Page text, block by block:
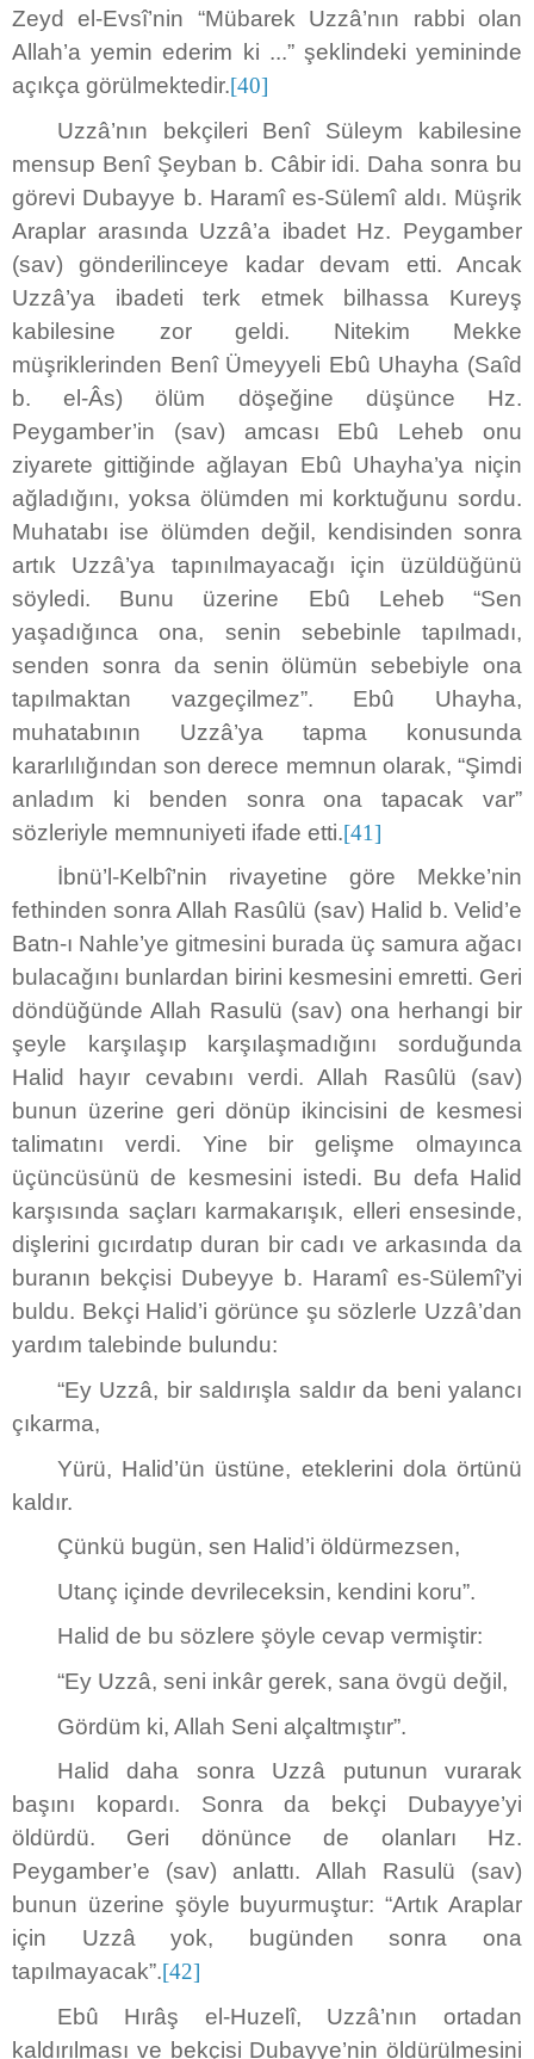
Zeyd el-Evsî’nin “Mübarek Uzzâ’nın rabbi olan
Allah’a yemin ederim ki ...” şeklindeki yemininde
açıkça görülmektedir.[40]
Uzzâ’nın bekçileri Benî Süleym kabilesine
mensup Benî Şeyban b. Câbir idi. Daha sonra bu
görevi Dubayye b. Haramî es-Sülemî aldı. Müşrik
Araplar arasında Uzzâ’a ibadet Hz. Peygamber
(sav) gönderilinceye kadar devam etti. Ancak
Uzzâ’ya ibadeti terk etmek bilhassa Kureyş
kabilesine zor geldi. Nitekim Mekke
müşriklerinden Benî Ümeyyeli Ebû Uhayha (Saîd
b. el-Âs) ölüm döşeğine düşünce Hz.
Peygamber’in (sav) amcası Ebû Leheb onu
ziyarete gittiğinde ağlayan Ebû Uhayha’ya niçin
ağladığını, yoksa ölümden mi korktuğunu sordu.
Muhatabı ise ölümden değil, kendisinden sonra
artık Uzzâ’ya tapınılmayacağı için üzüldüğünü
söyledi. Bunu üzerine Ebû Leheb “Sen
yaşadığınca ona, senin sebebinle tapılmadı,
senden sonra da senin ölümün sebebiyle ona
tapılmaktan vazgeçilmez”. Ebû Uhayha,
muhatabının Uzzâ’ya tapma konusunda
kararlılığından son derece memnun olarak, “Şimdi
anladım ki benden sonra ona tapacak var”
sözleriyle memnuniyeti ifade etti.[41]
İbnü’l-Kelbî’nin rivayetine göre Mekke’nin
fethinden sonra Allah Rasûlü (sav) Halid b. Velid’e
Batn-ı Nahle’ye gitmesini burada üç samura ağacı
bulacağını bunlardan birini kesmesini emretti. Geri
döndüğünde Allah Rasulü (sav) ona herhangi bir
şeyle karşılaşıp karşılaşmadığını sorduğunda
Halid hayır cevabını verdi. Allah Rasûlü (sav)
bunun üzerine geri dönüp ikincisini de kesmesi
talimatını verdi. Yine bir gelişme olmayınca
üçüncüsünü de kesmesini istedi. Bu defa Halid
karşısında saçları karmakarışık, elleri ensesinde,
dişlerini gıcırdatıp duran bir cadı ve arkasında da
buranın bekçisi Dubeyye b. Haramî es-Sülemî’yi
buldu. Bekçi Halid’i görünce şu sözlerle Uzzâ’dan
yardım talebinde bulundu:
“Ey Uzzâ, bir saldırışla saldır da beni yalancı
çıkarma,
Yürü, Halid’ün üstüne, eteklerini dola örtünü
kaldır.
Çünkü bugün, sen Halid’i öldürmezsen,
Utanç içinde devrileceksin, kendini koru”.
Halid de bu sözlere şöyle cevap vermiştir:
“Ey Uzzâ, seni inkâr gerek, sana övgü değil,
Gördüm ki, Allah Seni alçaltmıştır”.
Halid daha sonra Uzzâ putunun vurarak
başını kopardı. Sonra da bekçi Dubayye’yi
öldürdü. Geri dönünce de olanları Hz.
Peygamber’e (sav) anlattı. Allah Rasulü (sav)
bunun üzerine şöyle buyurmuştur: “Artık Araplar
için Uzzâ yok, bugünden sonra ona
tapılmayacak”.[42]
Ebû Hırâş el-Huzelî, Uzzâ’nın ortadan
kaldırılması ve bekçisi Dubayye’nin öldürülmesini